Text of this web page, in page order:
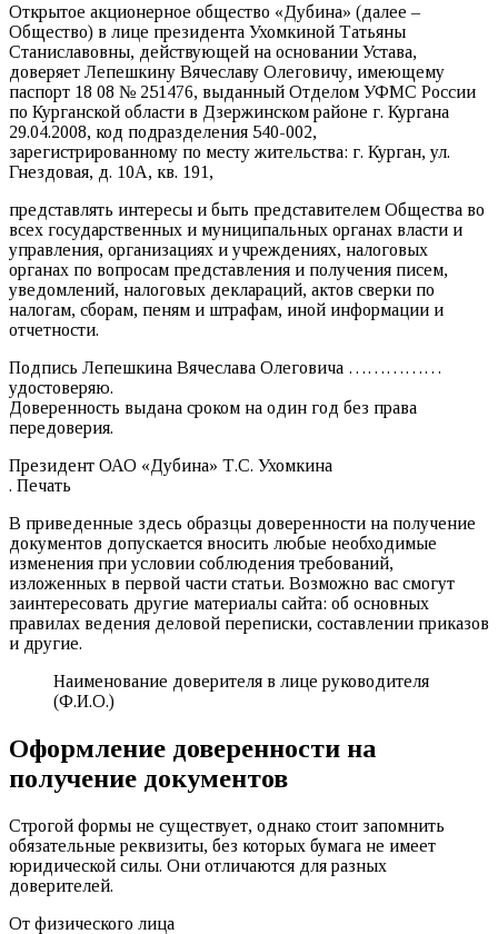
Открытое акционерное общество «Дубина» (далее –
Общество) в лице президента Ухомкиной Татьяны
Станиславовны, действующей на основании Устава,
доверяет Лепешкину Вячеславу Олеговичу, имеющему
паспорт 18 08 № 251476, выданный Отделом УФМС России
по Курганской области в Дзержинском районе г. Кургана
29.04.2008, код подразделения 540-002,
зарегистрированному по месту жительства: г. Курган, ул.
Гнездовая, д. 10А, кв. 191,
представлять интересы и быть представителем Общества во
всех государственных и муниципальных органах власти и
управления, организациях и учреждениях, налоговых
органах по вопросам представления и получения писем,
уведомлений, налоговых деклараций, актов сверки по
налогам, сборам, пеням и штрафам, иной информации и
отчетности.
Подпись Лепешкина Вячеслава Олеговича ……………
удостоверяю.
Доверенность выдана сроком на один год без права
передоверия.
Президент ОАО «Дубина» Т.С. Ухомкина
. Печать
В приведенные здесь образцы доверенности на получение
документов допускается вносить любые необходимые
изменения при условии соблюдения требований,
изложенных в первой части статьи. Возможно вас смогут
заинтересовать другие материалы сайта: об основных
правилах ведения деловой переписки, составлении приказов
и другие.
Наименование доверителя в лице руководителя
(Ф.И.О.)
Оформление доверенности на
получение документов
Строгой формы не существует, однако стоит запомнить
обязательные реквизиты, без которых бумага не имеет
юридической силы. Они отличаются для разных
доверителей.
От физического лица